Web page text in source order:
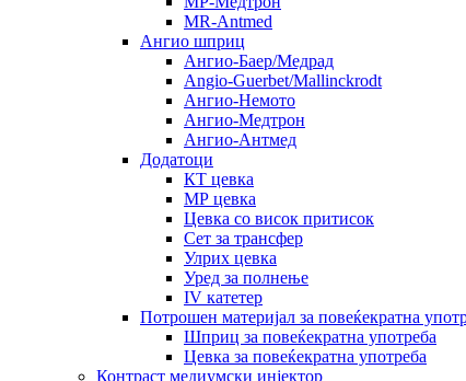
MR-Antmed
Ангио шприц
Ангио-Баер/Медрад
Angio-Guerbet/Mallinckrodt
Ангио-Немото
Ангио-Медтрон
Ангио-Антмед
Додатоци
КТ цевка
МР цевка
Цевка со висок притисок
Сет за трансфер
Улрих цевка
Уред за полнење
IV катетер
Потрошен материјал за повеќекратна
Шприц за повеќекратна употреба
Цевка за повеќекратна употреба
Контраст медиумски инјектор